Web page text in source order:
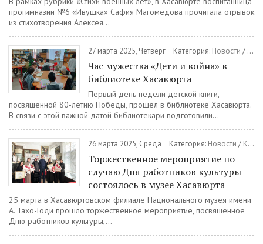
прогимназии №6 «Ивушка» Сафия Магомедова прочитала отрывок
из стихотворения Алексея...
27 марта 2025, Четверг Категория: Новости /
Час мужества «Дети и война» в
библиотеке Хасавюрта
Первый день недели детской книги,
посвященной 80-летию Победы, прошел в библиотеке Хасавюрта.
В связи с этой важной датой библиотекари подготовили...
26 марта 2025, Среда Категория: Новости / Культура
Торжественное мероприятие по
случаю Дня работников культуры
состоялось в музее Хасавюрта
25 марта в Хасавюртовском филиале Национального музея имени
А. Тахо-Годи прошло торжественное мероприятие, посвященное
Дню работников культуры,...